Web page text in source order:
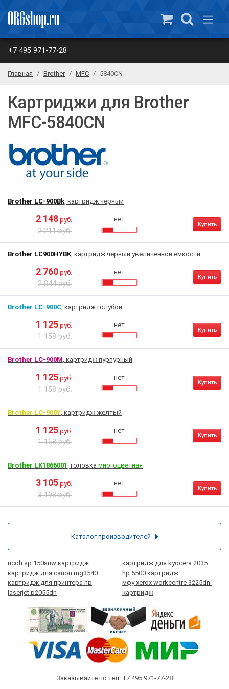
+7 495 971-77-28
Главная Brother MFC 5840CN
Картриджи для Brother
MFC-5840CN
Brother LC-900Bk, картридж черный
2 148 руб.
2 211 руб.
нет
Купить
Brother LC900HYBK, картридж черный увеличенной емкости
2 760 руб.
2 844 руб.
нет
Купить
Brother LC-900C, картридж голубой
1 125 руб.
1 158 руб.
нет
Купить
Brother LC-900M, картридж пурпурный
1 125 руб.
1 158 руб.
нет
Купить
Brother LC-900Y, картридж желтый
1 125 руб.
1 158 руб.
нет
Купить
Brother LK1866001, головка многоцветная
3 105 руб.
3 198 руб.
нет
Купить
ricoh sp 150suw картридж
картридж для kyocera 2035
картридж для canon mg3540
hp 5500 картридж
картридж для принтера hp
laserjet p2055dn
мфу xerox workcentre 3225dni
картридж
Заказывайте по тел. +7 495 971-77-28